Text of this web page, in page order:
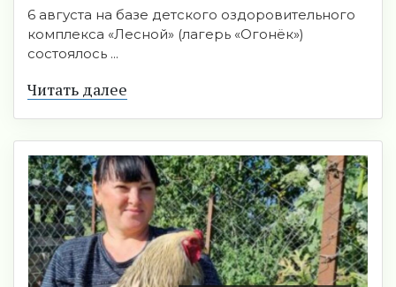
6 августа на базе детского оздоровительного
комплекса «Лесной» (лагерь «Огонёк»)
состоялось ...
Читать далее